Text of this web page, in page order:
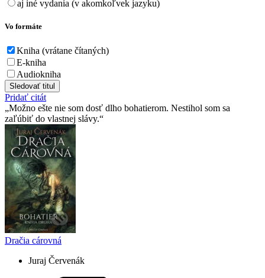
aj iné vydania (v akomkoľvek jazyku)
Vo formáte
Kniha (vrátane čítaných)
E-kniha
Audiokniha
Sledovať titul
Pridať citát
Možno ešte nie som dosť dlho bohatierom. Nestihol som sa
zaľúbiť do vlastnej slávy.
Dračia cárovná
Juraj Červenák